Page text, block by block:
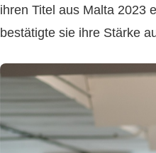
ihren Titel aus Malta 2023
bestätigte sie ihre Stärke